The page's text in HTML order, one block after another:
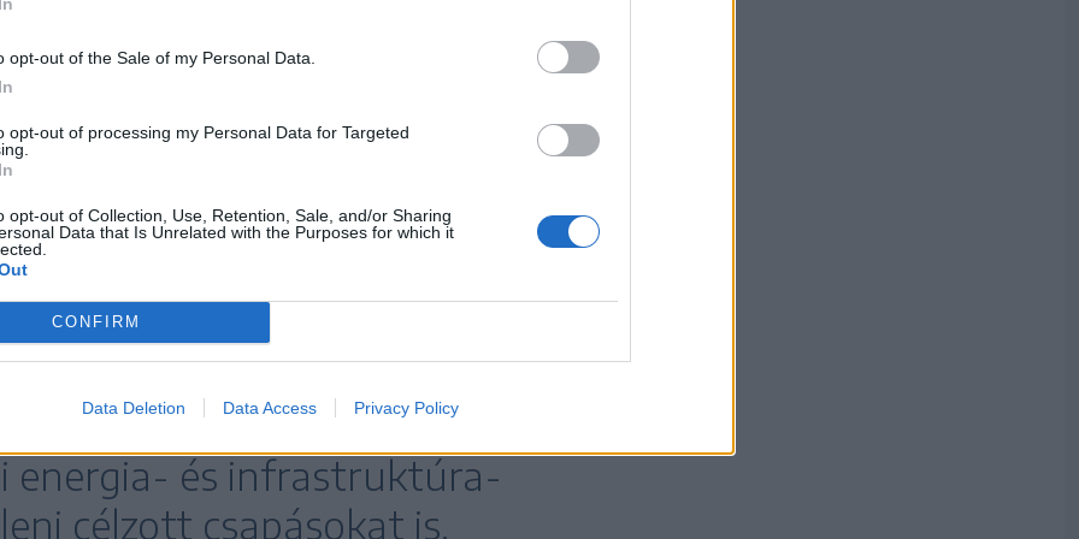
opt-out of the Sale of my Personal Data.
opt-out of processing my Personal Data for Targeted
opt-out of Collection, Use, Retention, Sale, and/or Sharing
Data that Is Unrelated with the Purposes for which it
CONFIRM
Data Deletion Data Access Privacy Policy
fontolgatta az Iránban folytatott
hogy így kényszerítse őket a háború
– számolt be korábban a CNN –, annak
diplomáciai rendezését részesíti előnyben.
szerint
katonai célponttervet
esetre, ha Trump végül
további csapásokat indít,
energia- és infrastruktúra-
célzott csapásokat is.